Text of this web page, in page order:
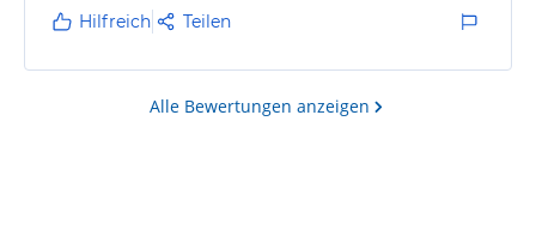
Hilfreich Teilen
Alle Bewertungen anzeigen